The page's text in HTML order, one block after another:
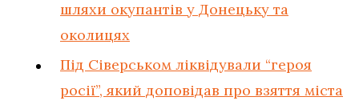
шляхи окупантів у Донецьку та
околицях
Під Сіверськом ліквідували “героя
росії”, який доповідав про взяття міста